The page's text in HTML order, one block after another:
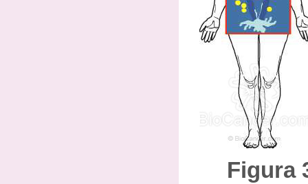
Figura